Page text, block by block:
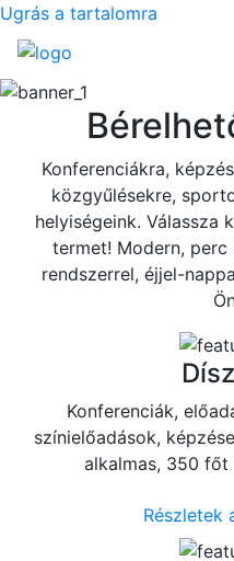
Ugrás a tartalomra
Konferenciákra,
közgyűlésekre,
helyiségeink. Válassza
termet! Modern,
rendszerrel, éjjel-
Konferenciák,
színielőadások,
alkalmas, 350
Részletek